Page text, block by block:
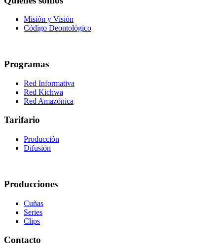
Misión y Visión
Código Deontológico
Programas
Red Informativa
Red Kichwa
Red Amazónica
Tarifario
Producción
Difusión
Producciones
Cuñas
Series
Clips
Contacto